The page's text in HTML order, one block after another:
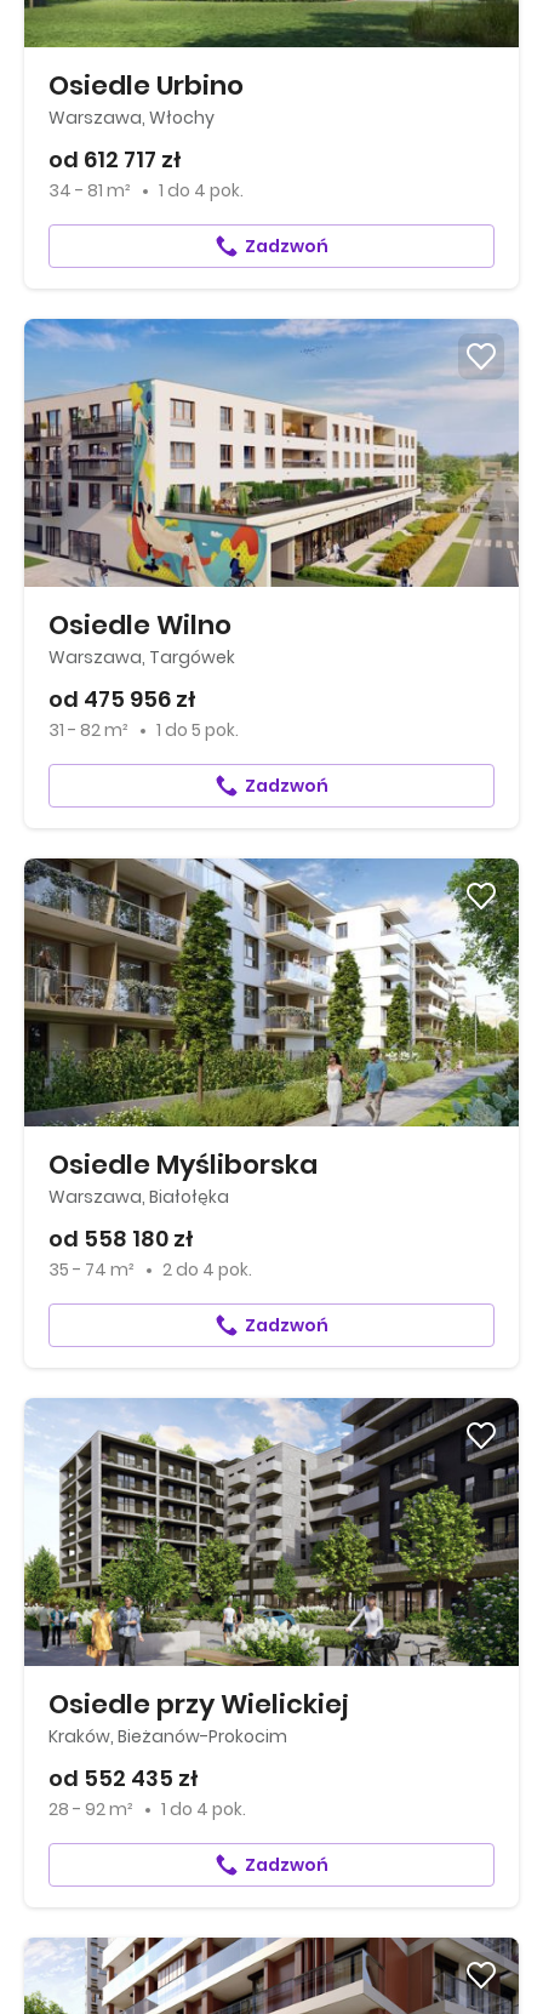
Osiedle Urbino
Warszawa, Włochy
od 612 717 zł
34 - 81 m² 1 do 4 pok.
Zadzwoń
Osiedle Wilno
Warszawa, Targówek
od 475 956 zł
31 - 82 m² 1 do 5 pok.
Zadzwoń
Osiedle Myśliborska
Warszawa, Białołęka
od 558 180 zł
35 - 74 m² 2 do 4 pok.
Zadzwoń
Osiedle przy Wielickiej
Kraków, Bieżanów-Prokocim
od 552 435 zł
28 - 92 m² 1 do 4 pok.
Zadzwoń